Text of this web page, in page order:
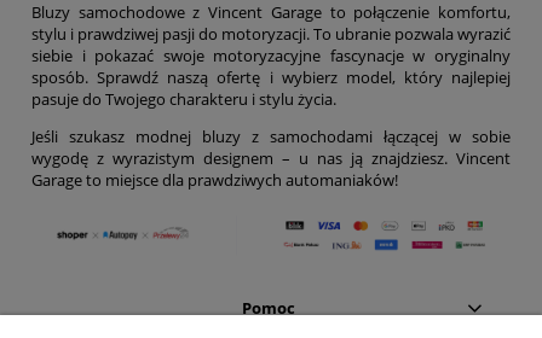
Bluzy samochodowe z Vincent Garage to połączenie komfortu,
stylu i prawdziwej pasji do motoryzacji. To ubranie pozwala wyrazić
siebie i pokazać swoje motoryzacyjne fascynacje w oryginalny
sposób. Sprawdź naszą ofertę i wybierz model, który najlepiej
pasuje do Twojego charakteru i stylu życia.
Jeśli szukasz modnej bluzy z samochodami łączącej w sobie
wygodę z wyrazistym designem – u nas ją znajdziesz. Vincent
Garage to miejsce dla prawdziwych automaniaków!
Pomoc